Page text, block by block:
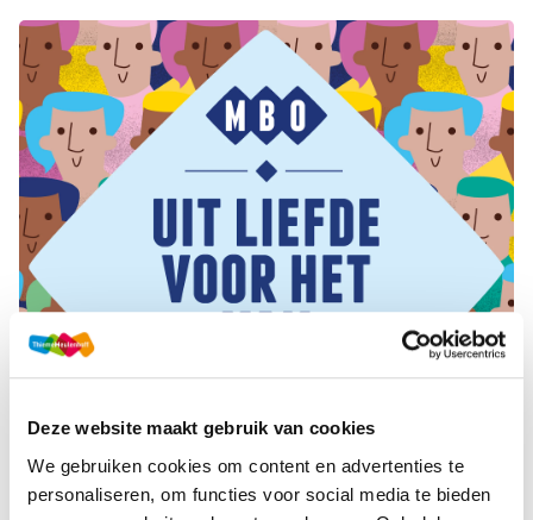
Deze website maakt gebruik van cookies
We gebruiken cookies om content en advertenties te
personaliseren, om functies voor social media te bieden